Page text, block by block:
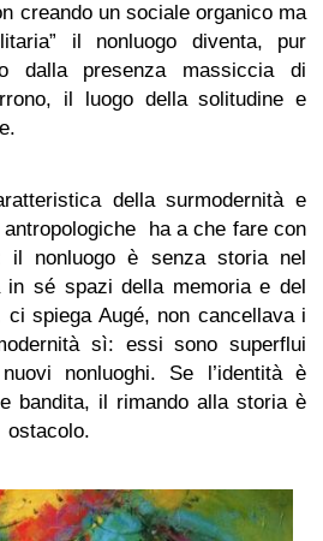
creando un sociale organico ma
il nonluogo diventa, pur
dalla presenza massiccia di
il luogo della solitudine e
della surmodernità e
ha a che fare con
il nonluogo è senza storia nel
sé spazi della memoria e del
ci spiega Augé, non cancellava i
sì: essi sono superflui
nonluoghi. Se l’identità è
bandita, il rimando alla storia è
ostacolo.